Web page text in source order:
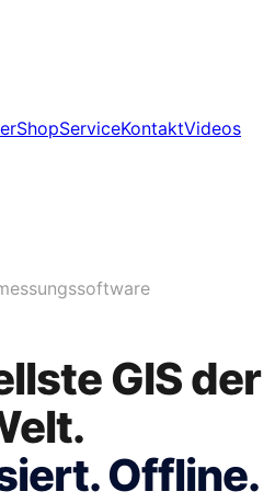
ShopServiceKontaktVideos
GIS der
Offline.